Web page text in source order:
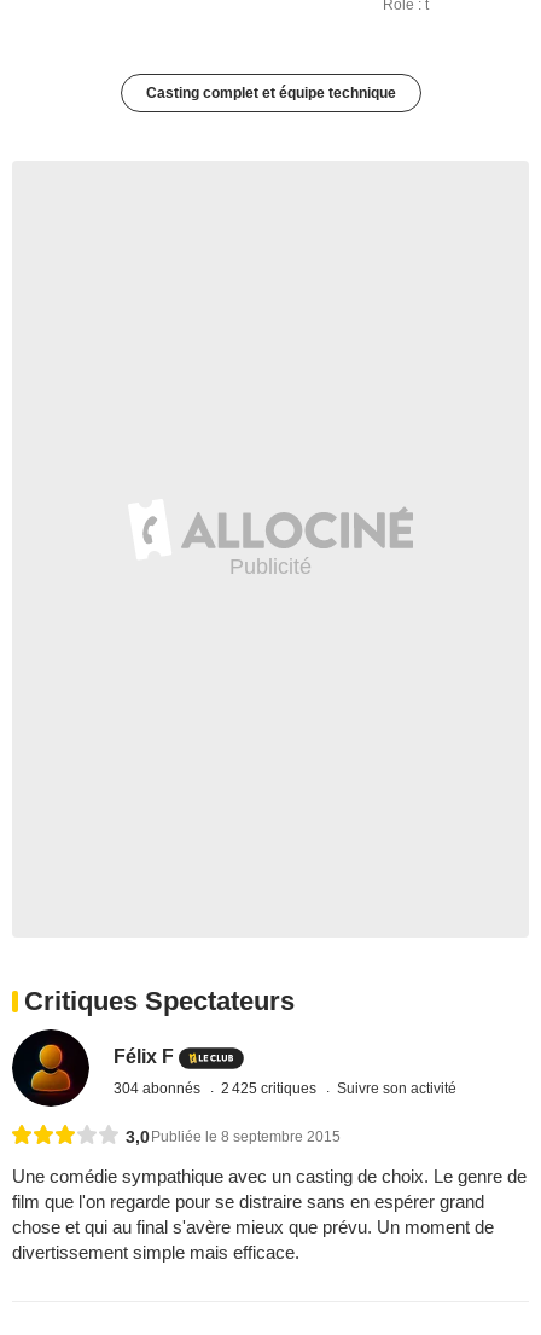
Rôle : t
Casting complet et équipe technique
Critiques Spectateurs
Félix F
304 abonnés 2 425 critiques Suivre son activité
3,0 Publiée le 8 septembre 2015
Une comédie sympathique avec un casting de choix. Le genre de
film que l'on regarde pour se distraire sans en espérer grand
chose et qui au final s'avère mieux que prévu. Un moment de
divertissement simple mais efficace.